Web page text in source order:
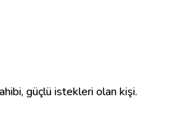
güçlü istekleri olan kişi.